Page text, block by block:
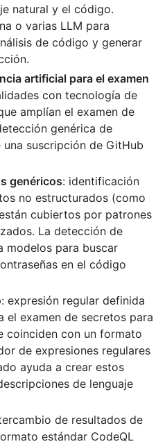
natural y el código.
o varias LLM para
de código y generar
artificial para el examen
con tecnología de
amplían el examen de
genérica de
suscripción de GitHub
genéricos: identificación
no estructurados (como
cubiertos por patrones
La detección de
modelos para buscar
en el código
: expresión regular definida
el examen de secretos para
coinciden con un formato
de expresiones regulares
ayuda a crear estos
de lenguaje
de resultados de
estándar CodeQL